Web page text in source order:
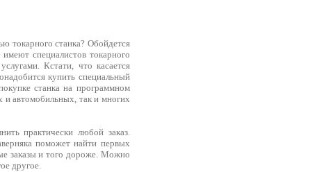
токарного станка? Обойдется
специалистов токарного
Кстати, что касается
купить специальный
станка на программном
и автомобильных, так и многих
практически любой заказ.
поможет найти первых
заказы и того дороже. Можно
другое.